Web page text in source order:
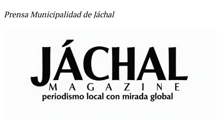
Prensa Municipalidad de Jáchal